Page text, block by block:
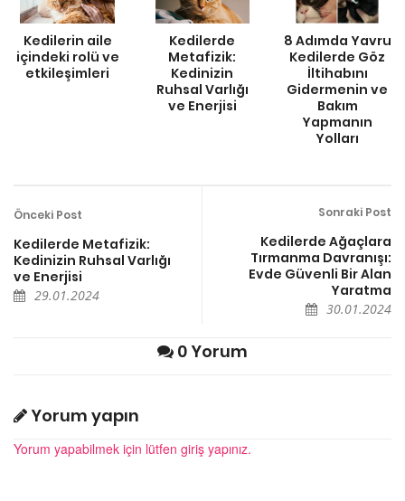
Kedilerin aile
içindeki rolü ve
etkileşimleri
Kedilerde
Metafizik:
Kedinizin
Ruhsal Varlığı
ve Enerjisi
8 Adımda Yavru
Kedilerde Göz
İltihabını
Gidermenin ve
Bakım
Yapmanın
Yolları
Önceki Post
Kedilerde Metafizik:
Kedinizin Ruhsal Varlığı
ve Enerjisi
29.01.2024
Sonraki Post
Kedilerde Ağaçlara
Tırmanma Davranışı:
Evde Güvenli Bir Alan
Yaratma
30.01.2024
0 Yorum
Yorum yapın
Yorum yapabilmek için lütfen giriş yapınız.